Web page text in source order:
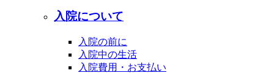
入院について
入院の前に
入院中の生活
入院費用・お支払い